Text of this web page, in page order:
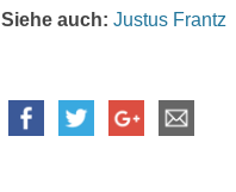
Siehe auch: Justus Frantz